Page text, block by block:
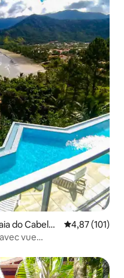
do Cabelo
Évaluation
4,87 (101)
vue